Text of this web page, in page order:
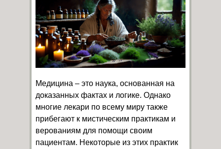
Медицина – это наука, основанная на
доказанных фактах и логике. Однако
многие лекари по всему миру также
прибегают к мистическим практикам и
верованиям для помощи своим
пациентам. Некоторые из этих практик